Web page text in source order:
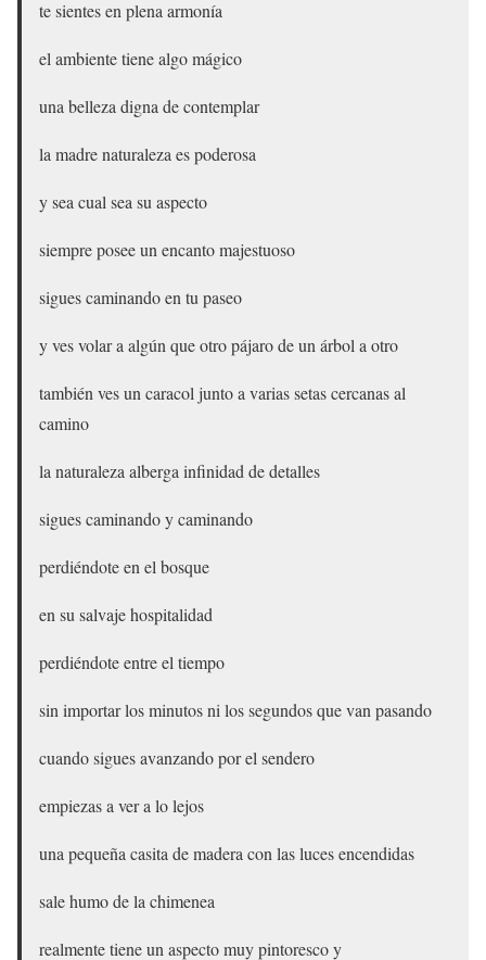
te sientes en plena armonía
el ambiente tiene algo mágico
una belleza digna de contemplar
la madre naturaleza es poderosa
y sea cual sea su aspecto
siempre posee un encanto majestuoso
sigues caminando en tu paseo
y ves volar a algún que otro pájaro de un árbol a otro
también ves un caracol junto a varias setas cercanas al
camino
la naturaleza alberga infinidad de detalles
sigues caminando y caminando
perdiéndote en el bosque
en su salvaje hospitalidad
perdiéndote entre el tiempo
sin importar los minutos ni los segundos que van pasando
cuando sigues avanzando por el sendero
empiezas a ver a lo lejos
una pequeña casita de madera con las luces encendidas
sale humo de la chimenea
realmente tiene un aspecto muy pintoresco y